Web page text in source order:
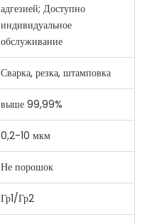
адгезией; Доступно
индивидуальное
обслуживание
Сварка, резка, штамповка
выше 99,99%
0,2-10 мкм
Не порошок
Гр1/Гр2